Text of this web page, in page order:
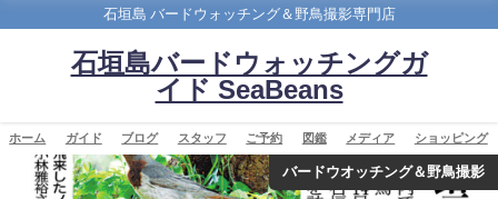
石垣島 バードウォッチング＆野鳥撮影専門店
石垣島バードウォッチングガ
イド SeaBeans
ホーム ガイド ブログ スタッフ ご予約 図鑑 メディア ショッピング
バードウオッチング＆野鳥撮影